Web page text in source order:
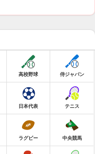
高校野球 侍ジャパン
日本代表 テニス
ラグビー 中央競馬